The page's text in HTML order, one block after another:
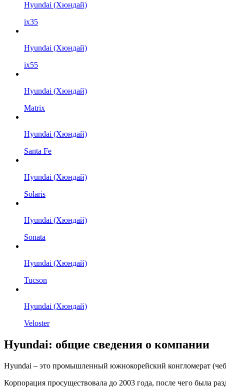
Hyundai (Хюндай)
ix35
Hyundai (Хюндай)
ix55
Hyundai (Хюндай)
Matrix
Hyundai (Хюндай)
Santa Fe
Hyundai (Хюндай)
Solaris
Hyundai (Хюндай)
Sonata
Hyundai (Хюндай)
Tucson
Hyundai (Хюндай)
Veloster
Hyundai: общие сведения о компании
Hyundai – это промышленный южнокорейский конгломерат
Корпорация просуществовала до 2003 года, после чего была